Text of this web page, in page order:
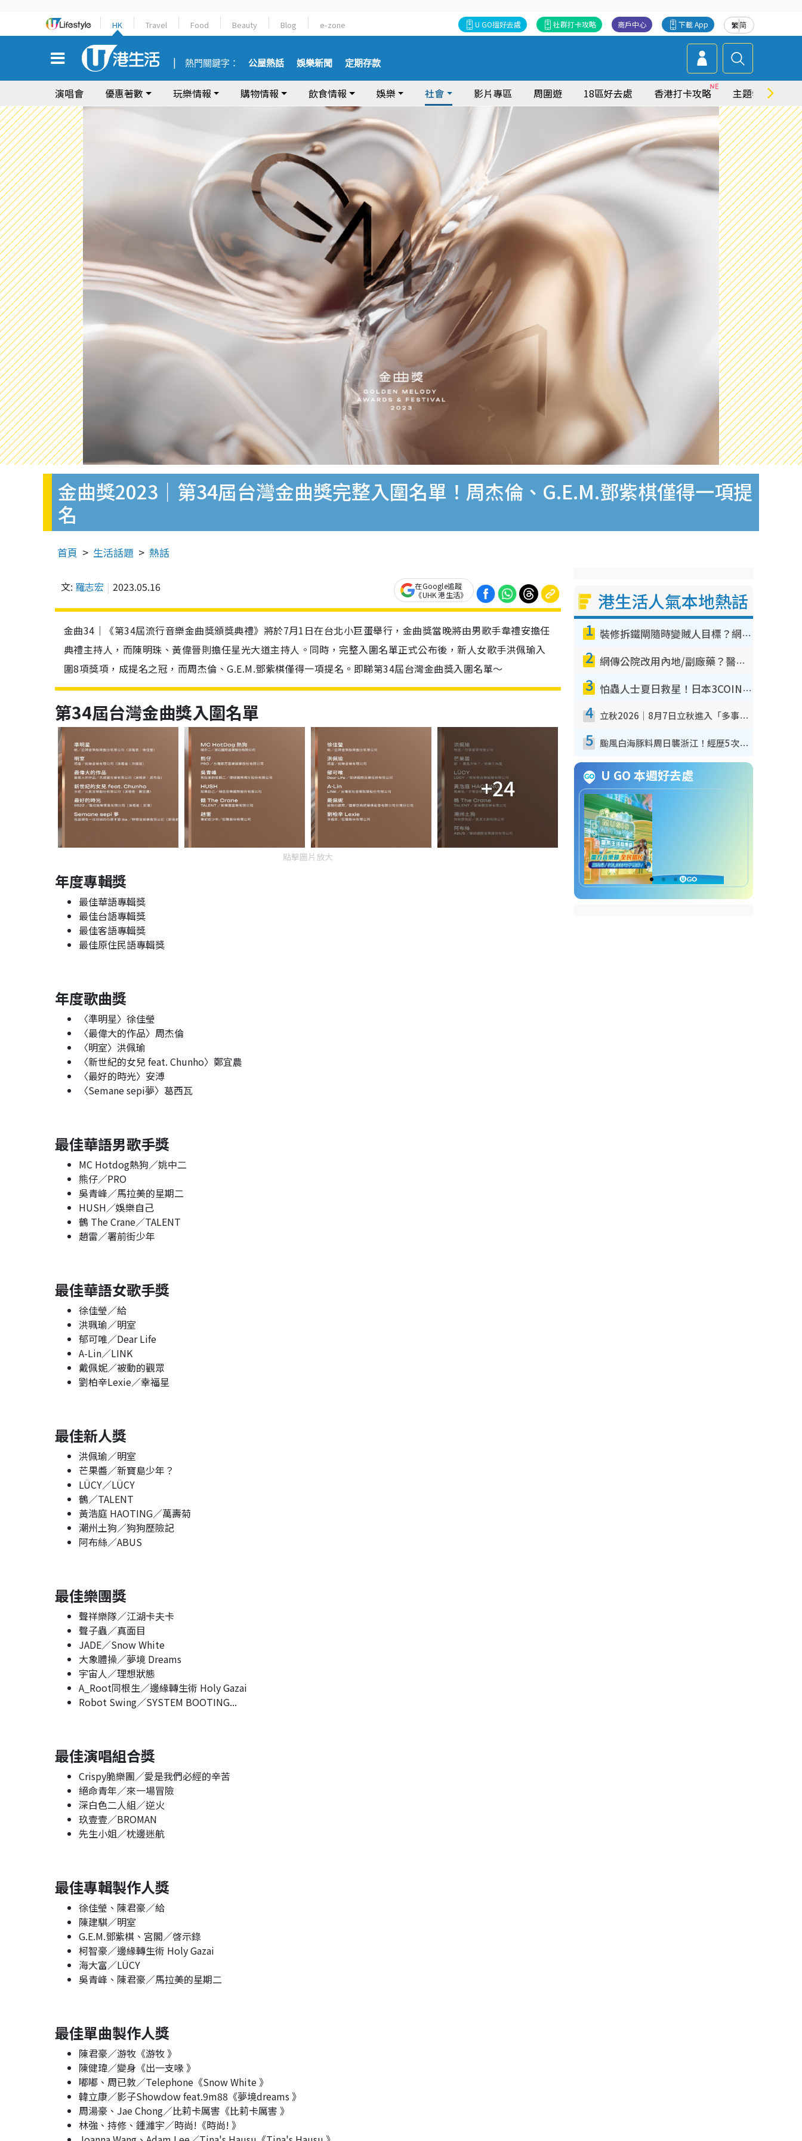
HK Travel Food Beauty Blog e-zone 繁简
下載 App
商戶中心
社群打卡攻略
U GO搵好去處
熱門關鍵字： 公屋熱話 娛樂新聞 定期存款
演唱會 優惠著數 玩樂情報 購物情報 飲食情報 娛樂 社會 影片專區 周圍遊 18區好去處 香港打卡攻略 主題特集
金曲獎2023｜第34屆台灣金曲獎完整入圍名單！周杰倫、G.E.M.鄧紫棋僅得一項提
名
首頁 生活話題 熱話
文: 羅志宏 2023.05.16
在Google追蹤
《UHK 港生活》
金曲34｜《第34屆流行音樂金曲獎頒獎典禮》將於7月1日在台北小巨蛋舉行，金曲獎當晚將由男歌手韋禮安擔任
典禮主持人，而陳明珠、黃偉晉則擔任星光大道主持人。同時，完整入圍名單正式公布後，新人女歌手洪佩瑜入
圍8項獎項，成提名之冠，而周杰倫、G.E.M.鄧紫棋僅得一項提名。即睇第34屆台灣金曲獎入圍名單～
第34屆台灣金曲獎入圍名單
+24
點擊圖片放大
年度專輯獎
最佳華語專輯獎
最佳台語專輯獎
最佳客語專輯獎
最佳原住民語專輯獎
年度歌曲獎
〈準明星〉徐佳瑩
〈最偉大的作品〉周杰倫
〈明室〉洪佩瑜
〈新世紀的女兒 feat. Chunho〉鄭宜農
〈最好的時光〉安溥
〈Semane sepi夢〉葛西瓦
最佳華語男歌手獎
MC Hotdog熱狗／姚中二
熊仔／PRO
吳青峰／馬拉美的星期二
HUSH／娛樂自己
鶴 The Crane／TALENT
趙雷／署前街少年
最佳華語女歌手獎
徐佳瑩／給
洪珮瑜／明室
郁可唯／Dear Life
A-Lin／LINK
戴佩妮／被動的觀眾
劉柏辛Lexie／幸福星
最佳新人獎
洪佩瑜／明室
芒果醬／新寶島少年？
LÜCY／LÜCY
鶴／TALENT
黃浩庭 HAOTING／萬壽菊
潮州土狗／狗狗歷險記
阿布絲／ABUS
最佳樂團獎
聲祥樂隊／江湖卡夫卡
聲子蟲／真面目
JADE／Snow White
大象體操／夢境 Dreams
宇宙人／理想狀態
A_Root同根生／邊緣轉生術 Holy Gazai
Robot Swing／SYSTEM BOOTING...
最佳演唱組合獎
Crispy脆樂團／愛是我們必經的辛苦
絕命青年／來一場冒險
深白色二人組／逆火
玖壹壹／BROMAN
先生小姐／枕邊迷航
最佳專輯製作人獎
徐佳瑩、陳君豪／給
陳建騏／明室
G.E.M.鄧紫棋、宮閣／啓示錄
柯智豪／邊緣轉生術 Holy Gazai
海大富／LÜCY
吳青峰、陳君豪／馬拉美的星期二
最佳單曲製作人獎
陳君豪／游牧《游牧 》
陳健瑋／變身《出一支喙 》
嘟嘟、周已敦／Telephone《Snow White 》
韓立康／影子Showdow feat.9m88《夢境dreams 》
周湯豪、Jae Chong／比莉卡厲害《比莉卡厲害 》
林強、持修、鍾濰宇／時尚!《時尚! 》
港生活人氣本地熱話
1 裝修拆鐵閘隨時變賊人目標？網民揭2大關鍵用途：裝新式等於白裝？附新舊鐵閘分別
2 網傳公院改用內地/副廠藥？醫生拆解正副廠分別 揭4類人換藥隨時出事
3 怕蟲人士夏日救星！日本3COINS爆紅驅蟲神器$45起 1招「全程免觸碰」輕鬆搞定小強
4 立秋2026｜8月7日立秋進入「多事之秋」 3件事唔做得！專家教6招開運 清枱頭／銀包納氣接好運
5 颱風白海豚料周日襲浙江！經歷5次「眼牆置換」極罕見 成登陸內地最長途颱風
U GO 本週好去處